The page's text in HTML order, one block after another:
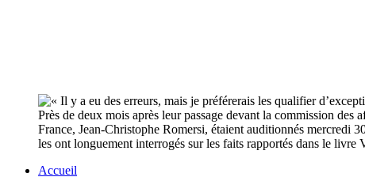
Près de deux mois après leur passage devant la commission
France, Jean-Christophe Romersi, étaient auditionnés mercredi
les ont longuement interrogés sur les faits rapportés dans le livre
Accueil